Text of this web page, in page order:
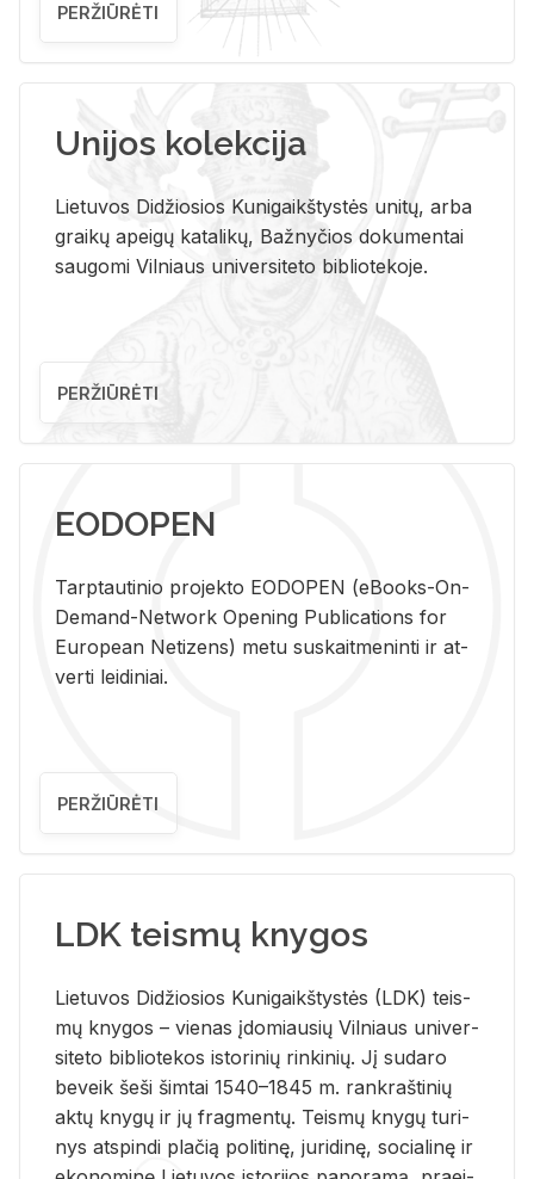
PERŽIŪRĖTI
Unijos kolekcija
Lietuvos Didžiosios Kunigaikštystės unitų, arba
graikų apeigų katalikų, Bažnyčios dokumentai
saugomi Vilniaus universiteto bibliotekoje.
PERŽIŪRĖTI
EODOPEN
Tarp­tau­ti­nio pro­jek­to EO­DO­PEN (eBo­oks-On-
De­mand-Ne­twork Ope­ning Pub­li­ca­tions for
Eu­ro­pe­an Ne­ti­zens) metu su­skait­me­nin­ti ir at­
ver­ti lei­di­niai.
PERŽIŪRĖTI
LDK teismų knygos
Lie­tu­vos Di­džio­sios Ku­ni­gaikš­tys­tės (LDK) teis­
mų kny­gos – vie­nas įdo­miau­sių Vil­niaus uni­ver­
si­te­to bi­b­lio­te­kos is­to­ri­nių rin­ki­nių. Jį su­da­ro
be­veik šeši šim­tai 1540–1845 m. rank­raš­ti­nių
aktų kny­gų ir jų frag­men­tų. Teis­mų kny­gų tu­ri­
nys at­spin­di pla­čią po­li­ti­nę, ju­ri­di­nę, so­cia­li­nę ir